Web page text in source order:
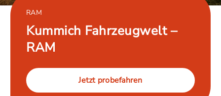
RAM
Kummich Fahrzeugwelt –
RAM
Jetzt probefahren